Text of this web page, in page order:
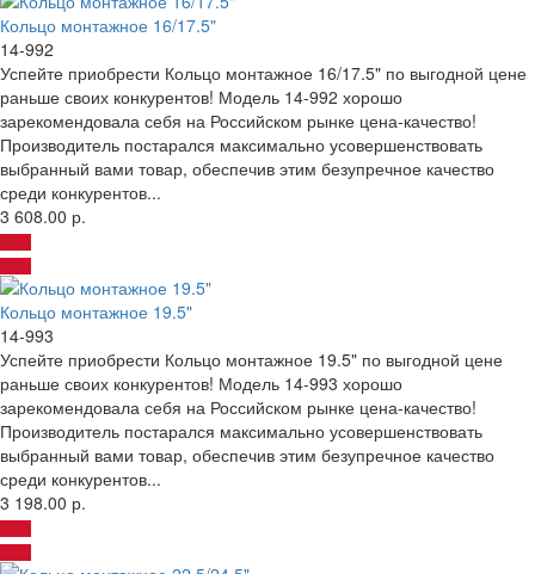
Кольцо монтажное 16/17.5"
14-992
Успейте приобрести Кольцо монтажное 16/17.5" по выгодной цене
раньше своих конкурентов! Модель 14-992 хорошо
зарекомендовала себя на Российском рынке цена-качество!
Производитель постарался максимально усовершенствовать
выбранный вами товар, обеспечив этим безупречное качество
среди конкурентов...
3 608.00 р.
Кольцо монтажное 19.5"
14-993
Успейте приобрести Кольцо монтажное 19.5" по выгодной цене
раньше своих конкурентов! Модель 14-993 хорошо
зарекомендовала себя на Российском рынке цена-качество!
Производитель постарался максимально усовершенствовать
выбранный вами товар, обеспечив этим безупречное качество
среди конкурентов...
3 198.00 р.